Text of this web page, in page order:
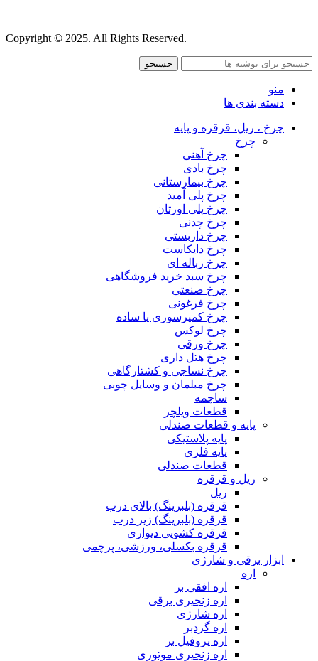
Copyright © 2025. All Rights Reserved.
جستجو
منو
دسته بندی ها
چرخ ، ریل، قرقره و پایه
چرخ
چرخ آهنی
چرخ بادی
چرخ بیمارستانی
چرخ پلی آمید
چرخ پلی اورتان
چرخ چدنی
چرخ داربستی
چرخ دایکاست
چرخ زباله ای
چرخ سبد خرید فروشگاهی
چرخ صنعتی
چرخ فرغونی
چرخ کمپرسوری یا ساده
چرخ لوکس
چرخ ورقی
چرخ هتل داری
چرخ نساجی و کشتارگاهی
چرخ مبلمان و وسایل چوبی
ساچمه
قطعات ویلچر
پایه و قطعات صندلی
پایه پلاستیکی
پایه فلزی
قطعات صندلی
ریل و قرقره
ریل
قرقره (بلبرینگ) بالای درب
قرقره (بلبرینگ) زیر درب
قرقره کشویی دیواری
قرقره بکسلی، ورزشی، پرچمی
ابزار برقی و شارژی
اره
اره افقی بر
اره زنجیری برقی
اره شارژی
اره گردبر
اره پروفیل بر
اره زنجیری موتوری